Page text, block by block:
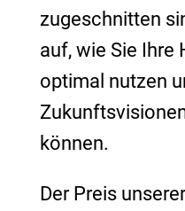
zugeschnitten
auf, wie Sie Ihre
optimal nutzen
können.
Der Preis